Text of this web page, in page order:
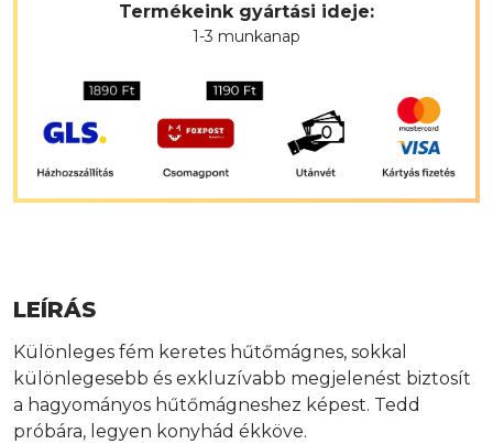
Termékeink gyártási ideje:
1-3 munkanap
LEÍRÁS
Különleges fém keretes hűtőmágnes, sokkal
különlegesebb és exkluzívabb megjelenést biztosít
a hagyományos hűtőmágneshez képest. Tedd
próbára, legyen konyhád ékköve.